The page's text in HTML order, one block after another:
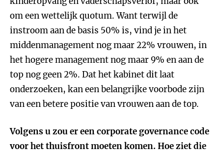
om een wettelijk quotum. Want terwijl de
instroom aan de basis 50% is, vind je in het
middenmanagement nog maar 22% vrouwen, in
het hogere management nog maar 9% en aan de
top nog geen 2%. Dat het kabinet dit laat
onderzoeken, kan een belangrijke voorbode zijn
van een betere positie van vrouwen aan de top.
Volgens u zou er een corporate governance code
voor het thuisfront moeten komen. Hoe ziet die